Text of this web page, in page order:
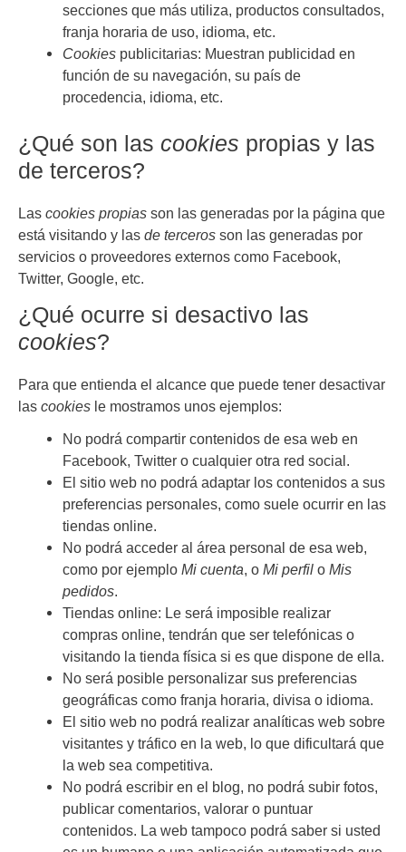
secciones que más utiliza, productos consultados,
franja horaria de uso, idioma, etc.
Cookies publicitarias: Muestran publicidad en
función de su navegación, su país de
procedencia, idioma, etc.
¿Qué son las cookies propias y las
de terceros?
Las cookies propias son las generadas por la página que
está visitando y las de terceros son las generadas por
servicios o proveedores externos como Facebook,
Twitter, Google, etc.
¿Qué ocurre si desactivo las
cookies?
Para que entienda el alcance que puede tener desactivar
las cookies le mostramos unos ejemplos:
No podrá compartir contenidos de esa web en
Facebook, Twitter o cualquier otra red social.
El sitio web no podrá adaptar los contenidos a sus
preferencias personales, como suele ocurrir en las
tiendas online.
No podrá acceder al área personal de esa web,
como por ejemploMi cuenta, oMi perfil oMis
pedidos.
Tiendas online: Le será imposible realizar
compras online, tendrán que ser telefónicas o
visitando la tienda física si es que dispone de ella.
No será posible personalizar sus preferencias
geográficas como franja horaria, divisa o idioma.
El sitio web no podrá realizar analíticas web sobre
visitantes y tráfico en la web, lo que dificultará que
la web sea competitiva.
No podrá escribir en el blog, no podrá subir fotos,
publicar comentarios, valorar o puntuar
contenidos. La web tampoco podrá saber si usted